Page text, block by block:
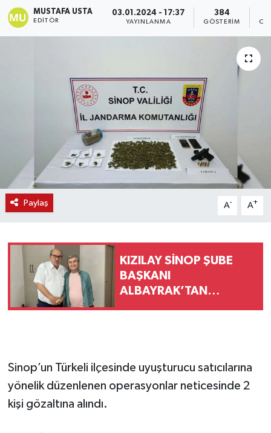
MUSTAFA USTA
EDITÖR
03.01.2024 - 17:37
YAYINLANMA
384
GÖSTERIM
Paylaş A- A+
KIZILAY SİNOP ŞUBE
BAŞKANI
ALBAYRAK’TAN
Sinop’un Türkeli ilçesinde uyuşturucu satıcılarına
yönelik düzenlenen operasyonlar neticesinde 2
kişi gözaltına alındı.